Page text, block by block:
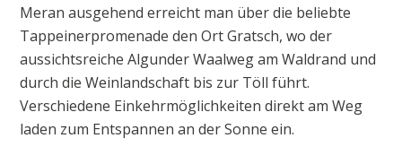
Meran ausgehend erreicht man über die beliebte
Tappeinerpromenade den Ort Gratsch, wo der
aussichtsreiche Algunder Waalweg am Waldrand und
durch die Weinlandschaft bis zur Töll führt.
Verschiedene Einkehrmöglichkeiten direkt am Weg
laden zum Entspannen an der Sonne ein.